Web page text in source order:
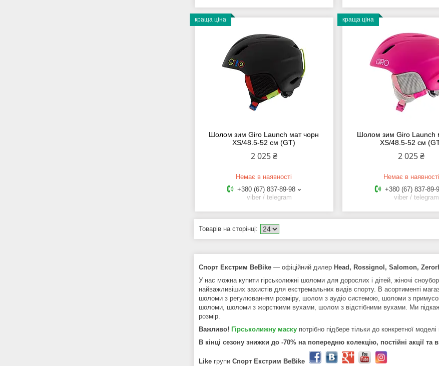
краща ціна
Шолом зим Giro Launch мат чорн
XS/48.5-52 см (GT)
2 025 ₴
Немає в наявності
+380 (67) 837-89-98
viber / telegram
краща ціна
Шолом зим Giro Launch
XS/48.5-52 см
2 025 ₴
Немає в наявності
+380 (67) 837-89-
viber / telegram
Спорт Екстрим BeBike ― офіційний дилер Head, Rossignol, Salomon,
У нас можна купити гірськолижні шоломи для дорослих і дітей, жіночі
найважливіших захистів для екстремальних видів спорту. В асортименті
шоломи з регулюванням розміру, шолом з аудіо системою, шоломи з
шоломи, шоломи з жорсткими вухами, шолом з відстібними вухами. Ми
розмір.
Важливо! Гірськолижну маску потрібно підбере тільки до конкретної
В кінці сезону знижки до -70% на попередню колекцію, постійні акції та
Like групи Спорт Екстрим BeBike